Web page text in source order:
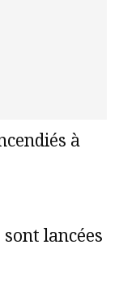
à
lancées